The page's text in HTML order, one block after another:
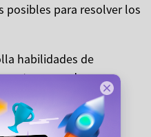
posibles para resolver los
habilidades de
tu grupo de
Detalle: Estos juegos